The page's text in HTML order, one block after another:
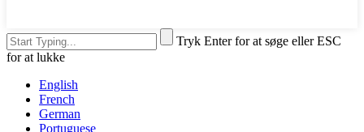
Tryk Enter for at søge eller ESC
for at lukke
English
French
German
Portuguese